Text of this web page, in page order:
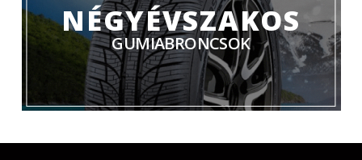
NÉGYÉVSZAKOS
GUMIABRONCSOK